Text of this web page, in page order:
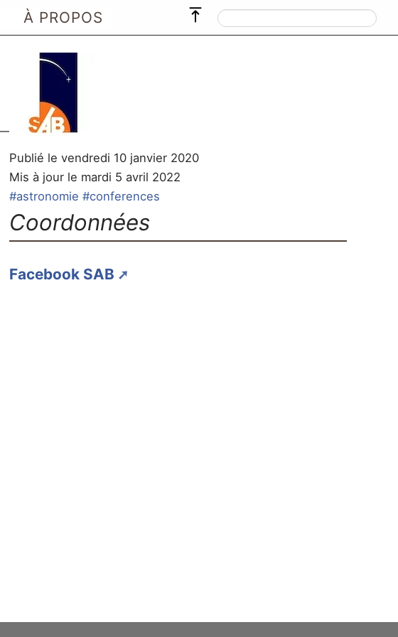
À PROPOS
Publié le vendredi 10 janvier 2020
Mis à jour le mardi 5 avril 2022
#astronomie #conferences
Coordonnées
Facebook SAB